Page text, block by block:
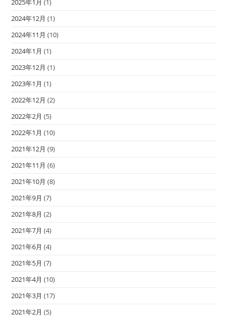
2025年1月 (1)
2024年12月 (1)
2024年11月 (10)
2024年1月 (1)
2023年12月 (1)
2023年1月 (1)
2022年12月 (2)
2022年2月 (5)
2022年1月 (10)
2021年12月 (9)
2021年11月 (6)
2021年10月 (8)
2021年9月 (7)
2021年8月 (2)
2021年7月 (4)
2021年6月 (4)
2021年5月 (7)
2021年4月 (10)
2021年3月 (17)
2021年2月 (5)